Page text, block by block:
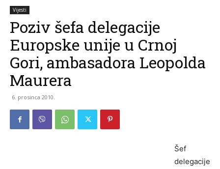
2026.
Vijesti
Poziv šefa delegacije
Europske unije u Crnoj
Gori, ambasadora Leopolda
Maurera
6. prosinca 2010.
Šef
delegacije